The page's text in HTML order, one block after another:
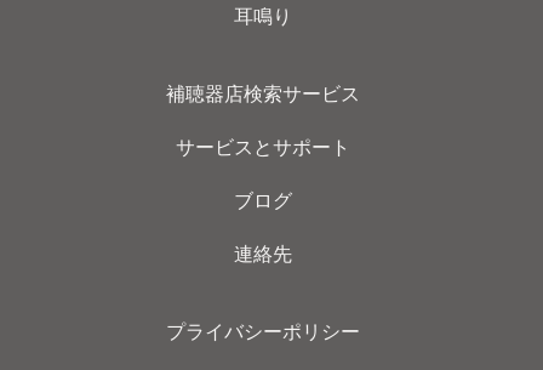
耳鳴り
補聴器店検索サービス
サービスとサポート
ブログ
連絡先
プライバシーポリシー